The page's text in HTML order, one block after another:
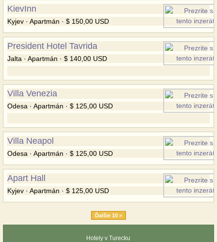
KievInn
Kyjev · Apartmán · $ 150,00 USD
President Hotel Tavrida
Jalta · Apartmán · $ 140,00 USD
Villa Venezia
Odesa · Apartmán · $ 125,00 USD
Villa Neapol
Odesa · Apartmán · $ 125,00 USD
Apart Hall
Kyjev · Apartmán · $ 125,00 USD
Ďalšie 10 >
Hotely v Turecku